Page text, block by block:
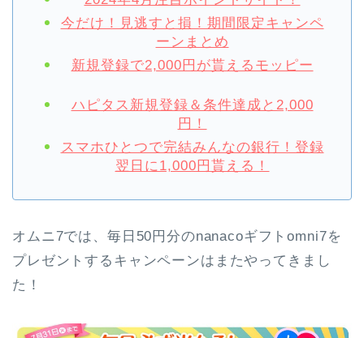
今だけ！見逃すと損！期間限定キャンペ
ーンまとめ
新規登録で2,000円が貰えるモッピー
ハピタス新規登録＆条件達成と2,000
円！
スマホひとつで完結みんなの銀行！登録
翌日に1,000円貰える！
オムニ7では、毎日50円分のnanacoギフトomni7を
プレゼントするキャンペーンはまたやってきまし
た！